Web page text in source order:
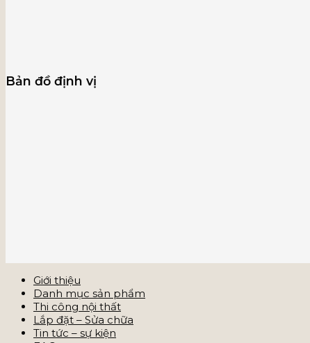
Bản đồ định vị
Giới thiệu
Danh mục sản phẩm
Thi công nội thất
Lắp đặt – Sửa chữa
Tin tức – sự kiện